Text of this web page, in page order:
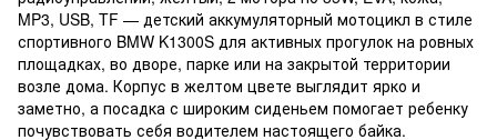
MP3, USB, TF — детский аккумуляторный мотоцикл в стиле
спортивного BMW K1300S для активных прогулок на ровных
площадках, во дворе, парке или на закрытой территории
возле дома. Корпус в желтом цвете выглядит ярко и
заметно, а посадка с широким сиденьем помогает ребенку
почувствовать себя водителем настоящего байка.